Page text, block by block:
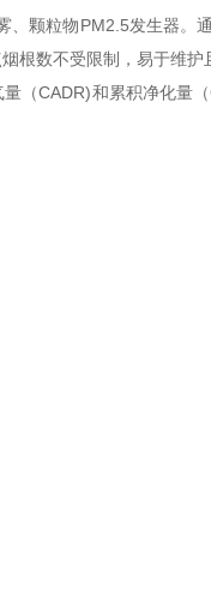
颗粒物PM2.5发生器。
根数不受限制，易于维护
（CADR)和累积净化量